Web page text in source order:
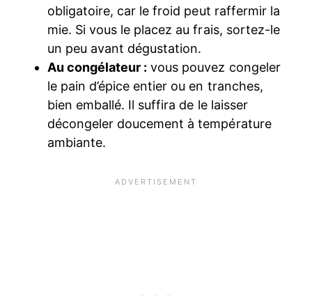
obligatoire, car le froid peut raffermir la
mie. Si vous le placez au frais, sortez-le
un peu avant dégustation.
Au congélateur : vous pouvez congeler
le pain d’épice entier ou en tranches,
bien emballé. Il suffira de le laisser
décongeler doucement à température
ambiante.